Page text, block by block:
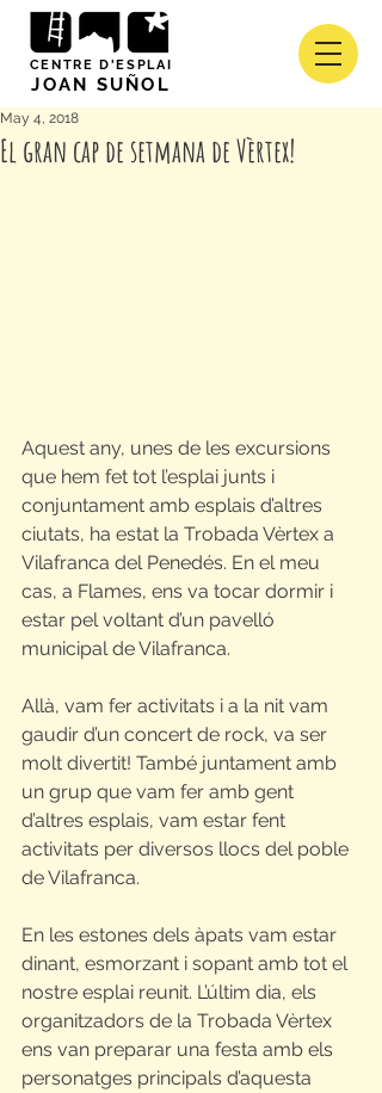
CENTRE D'ESPLAI
JOAN SUÑOL
El gran cap de setmana de Vèrtex!
May 4, 2018
Aquest any, unes de les excursions
que hem fet tot l’esplai junts i
conjuntament amb esplais d’altres
ciutats, ha estat la Trobada Vèrtex a
Vilafranca del Penedés. En el meu
cas, a Flames, ens va tocar dormir i
estar pel voltant d’un pavelló
municipal de Vilafranca.
Allà, vam fer activitats i a la nit vam
gaudir d’un concert de rock, va ser
molt divertit! També juntament amb
un grup que vam fer amb gent
d’altres esplais, vam estar fent
activitats per diversos llocs del poble
de Vilafranca.
En les estones dels àpats vam estar
dinant, esmorzant i sopant amb tot el
nostre esplai reunit. L’últim dia, els
organitzadors de la Trobada Vèrtex
ens van preparar una festa amb els
personatges principals d’aquesta